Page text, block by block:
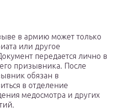
в армию может только
или другое
передается лично в
призывника. После
обязан в
в отделение
медосмотра и других